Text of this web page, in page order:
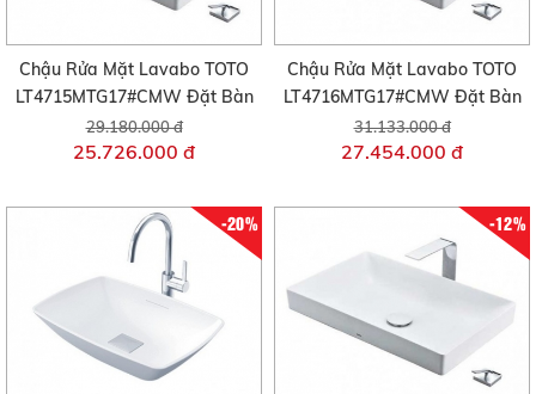
Chậu Rửa Mặt Lavabo TOTO
LT4715MTG17#CMW Đặt Bàn
29.180.000 đ
25.726.000 đ
Chậu Rửa Mặt Lavabo TOTO
LT4716MTG17#CMW Đặt Bàn
31.133.000 đ
27.454.000 đ
-20% -12%